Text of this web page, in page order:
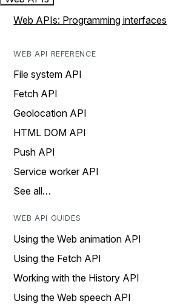
Web APIs: Programming interfaces
WEB API REFERENCE
File system API
Fetch API
Geolocation API
HTML DOM API
Push API
Service worker API
See all…
WEB API GUIDES
Using the Web animation API
Using the Fetch API
Working with the History API
Using the Web speech API